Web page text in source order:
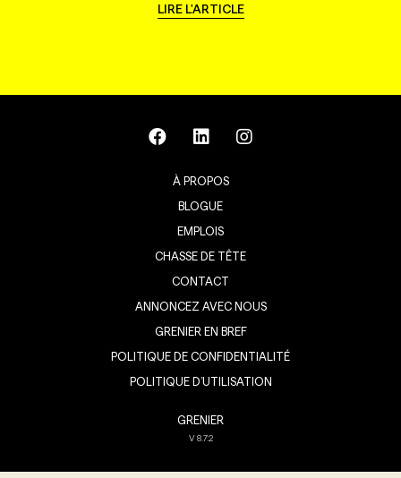
LIRE L'ARTICLE
À PROPOS
BLOGUE
EMPLOIS
CHASSE DE TÊTE
CONTACT
ANNONCEZ AVEC NOUS
GRENIER EN BREF
POLITIQUE DE CONFIDENTIALITÉ
POLITIQUE D’UTILISATION
GRENIER
V8.7.2